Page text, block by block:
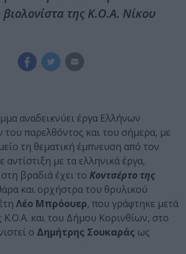
της Κ.Ο.Α. Νίκου
αναδεικνύει έργα Ελλήνων
του παρελθόντος και του σήμερα, με
τη θεματική έμπνευση από τον
με τα ελληνικά έργα,
βραδιά έχει το Κοντσέρτο της
και ορχήστρα του θρυλικού
Λέο Μπρόουερ, που γράφτηκε μετά
Κ.Ο.Α. και του Δήμου Κορινθίων, στο
ο Δημήτρης Σουκαράς ως